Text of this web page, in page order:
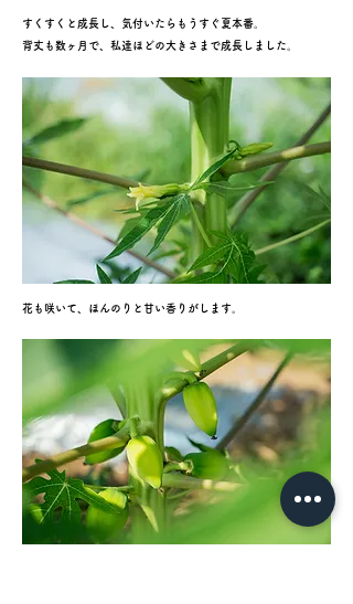
すくすくと成長し、気付いたらもうすぐ夏本番。
背丈も数ヶ月で、私達ほどの大きさまで成長しました。
花も咲いて、ほんのりと甘い香りがします。